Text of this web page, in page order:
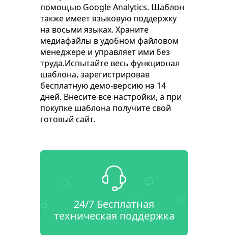
помощью Google Analytics. Шаблон
также имеет языковую поддержку
на восьми языках. Храните
медиафайлы в удобном файловом
менеджере и управляет ими без
труда.Испытайте весь функционал
шаблона, зарегистрировав
бесплатную демо-версию на 14
дней. Внесите все настройки, а при
покупке шаблона получите свой
готовый сайт.
24/7 Бесплатная
техническая поддержка